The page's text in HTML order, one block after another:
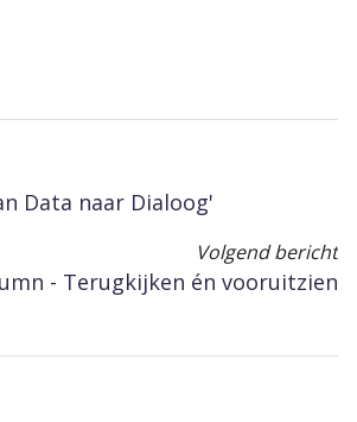
Data naar Dialoog'
Volgend bericht
- Terugkijken én vooruitzien